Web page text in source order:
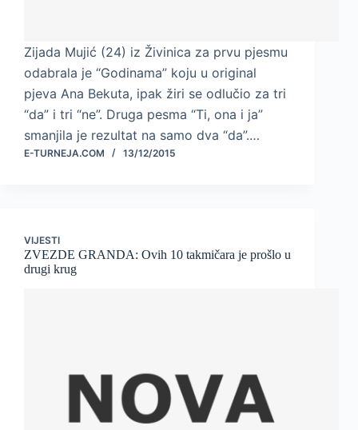
Zijada Mujić (24) iz Živinica za prvu pjesmu
odabrala je “Godinama” koju u original
pjeva Ana Bekuta, ipak žiri se odlučio za tri
“da” i tri “ne”. Druga pesma “Ti, ona i ja”
smanjila je rezultat na samo dva “da”.…
E-TURNEJA.COM 13/12/2015
VIJESTI
ZVEZDE GRANDA: Ovih 10 takmičara je prošlo u
drugi krug